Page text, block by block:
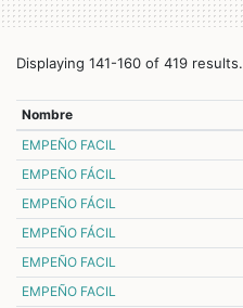
Displaying 141-160 of 419 results.
Nombre
EMPEÑO FACIL
EMPEÑO FÁCIL
EMPEÑO FÁCIL
EMPEÑO FÁCIL
EMPEÑO FACIL
EMPEÑO FACIL